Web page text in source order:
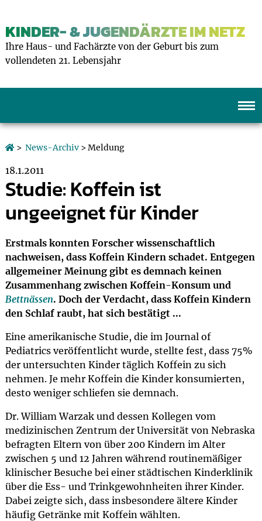
KINDER- & JUGENDÄRZTE IM NETZ
Ihre Haus- und Fachärzte von der Geburt bis zum
vollendeten 21. Lebensjahr
> News-Archiv> Meldung
18.1.2011
Studie: Koffein ist
ungeeignet für Kinder
Erstmals konnten Forscher wissenschaftlich
nachweisen, dass Koffein Kindern schadet. Entgegen
allgemeiner Meinung gibt es demnach keinen
Zusammenhang zwischen Koffein-Konsum und
Bettnässen. Doch der Verdacht, dass Koffein Kindern
den Schlaf raubt, hat sich bestätigt ...
Eine amerikanische Studie, die im Journal of
Pediatrics veröffentlicht wurde, stellte fest, dass 75%
der untersuchten Kinder täglich Koffein zu sich
nehmen. Je mehr Koffein die Kinder konsumierten,
desto weniger schliefen sie demnach.
Dr. William Warzak und dessen Kollegen vom
medizinischen Zentrum der Universität von Nebraska
befragten Eltern von über 200 Kindern im Alter
zwischen 5 und 12 Jahren während routinemäßiger
klinischer Besuche bei einer städtischen Kinderklinik
über die Ess- und Trinkgewohnheiten ihrer Kinder.
Dabei zeigte sich, dass insbesondere ältere Kinder
häufig Getränke mit Koffein wählten.